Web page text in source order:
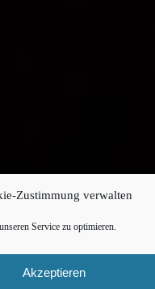
Zustimmung verwalten
Service zu optimieren.
Akzeptieren